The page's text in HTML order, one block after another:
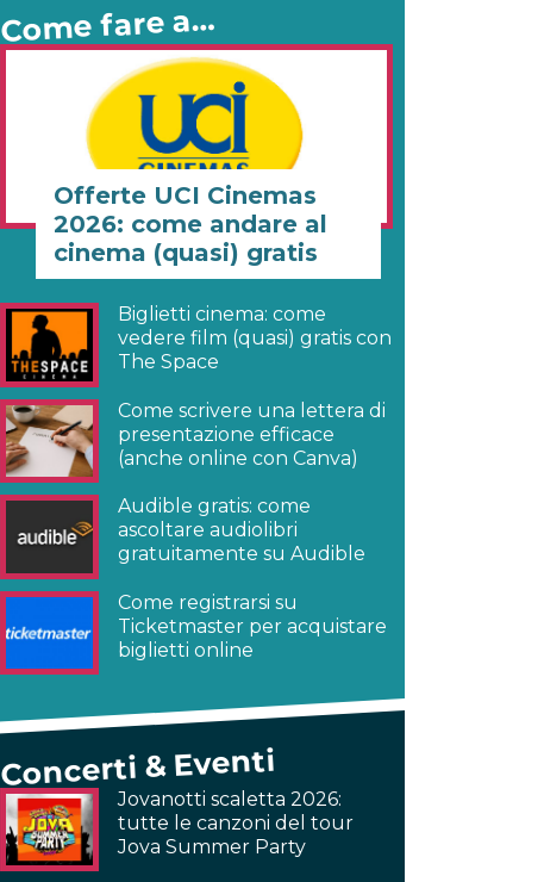
Come fare a…
Offerte UCI Cinemas
2026: come andare al
cinema (quasi) gratis
Biglietti cinema: come
vedere film (quasi) gratis con
The Space
Come scrivere una lettera di
presentazione efficace
(anche online con Canva)
Audible gratis: come
ascoltare audiolibri
gratuitamente su Audible
Come registrarsi su
Ticketmaster per acquistare
biglietti online
Concerti & Eventi
Jovanotti scaletta 2026:
tutte le canzoni del tour
Jova Summer Party